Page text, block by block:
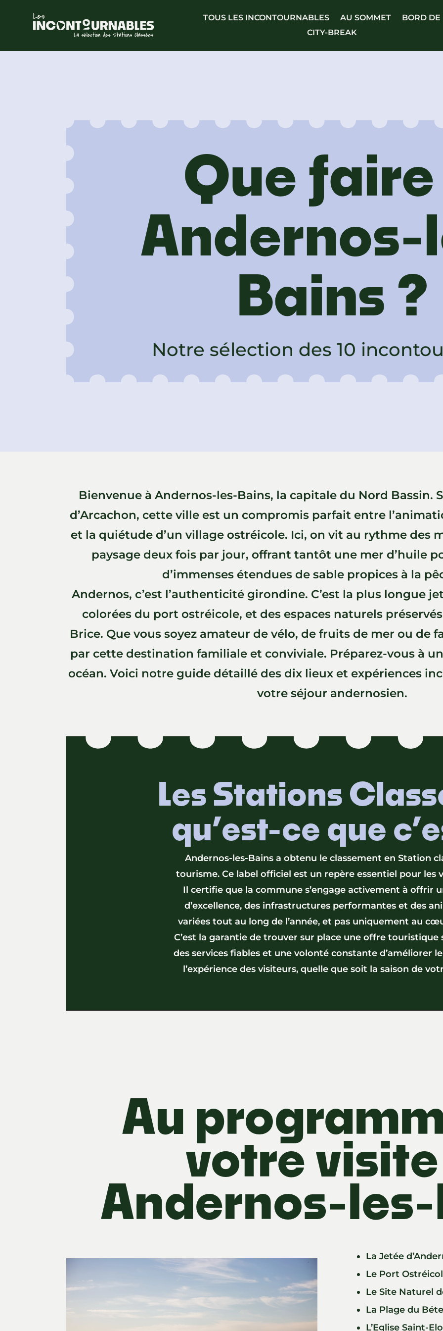
TOUS LES INCONTOURNABLES AU SOMMET
BORD DE
CITY-BREAK
Que
Andernos-
Bains ?
Notre sélection des 10
Bienvenue à Andernos-les-Bains, la capitale du Nord Bassin.
d’Arcachon, cette ville est un compromis parfait entre
et la quiétude d’un village ostréicole. Ici, on vit au rythme des
paysage deux fois par jour, offrant tantôt une mer d’huile
d’immenses étendues de sable propices à la
Andernos, c’est l’authenticité girondine. C’est la plus longue
colorées du port ostréicole, et des espaces naturels
Brice. Que vous soyez amateur de vélo, de fruits de mer ou de
par cette destination familiale et conviviale. Préparez-vous à
océan. Voici notre guide détaillé des dix lieux et expériences
votre séjour andernosien.
Les Stations
qu’est-ce que
Andernos-les-Bains a obtenu le classement en Station
tourisme. Ce label officiel est un repère essentiel pour les
Il certifie que la commune s’engage activement à offrir
d’excellence, des infrastructures performantes et des
variées tout au long de l’année, et pas uniquement au
C’est la garantie de trouver sur place une offre touristique
des services fiables et une volonté constante d’améliorer
l’expérience des visiteurs, quelle que soit la saison de
Au
votre
Andernos-
La Jetée
Le Port
Le Site Naturel
La Plage du
L’Eglise Saint-